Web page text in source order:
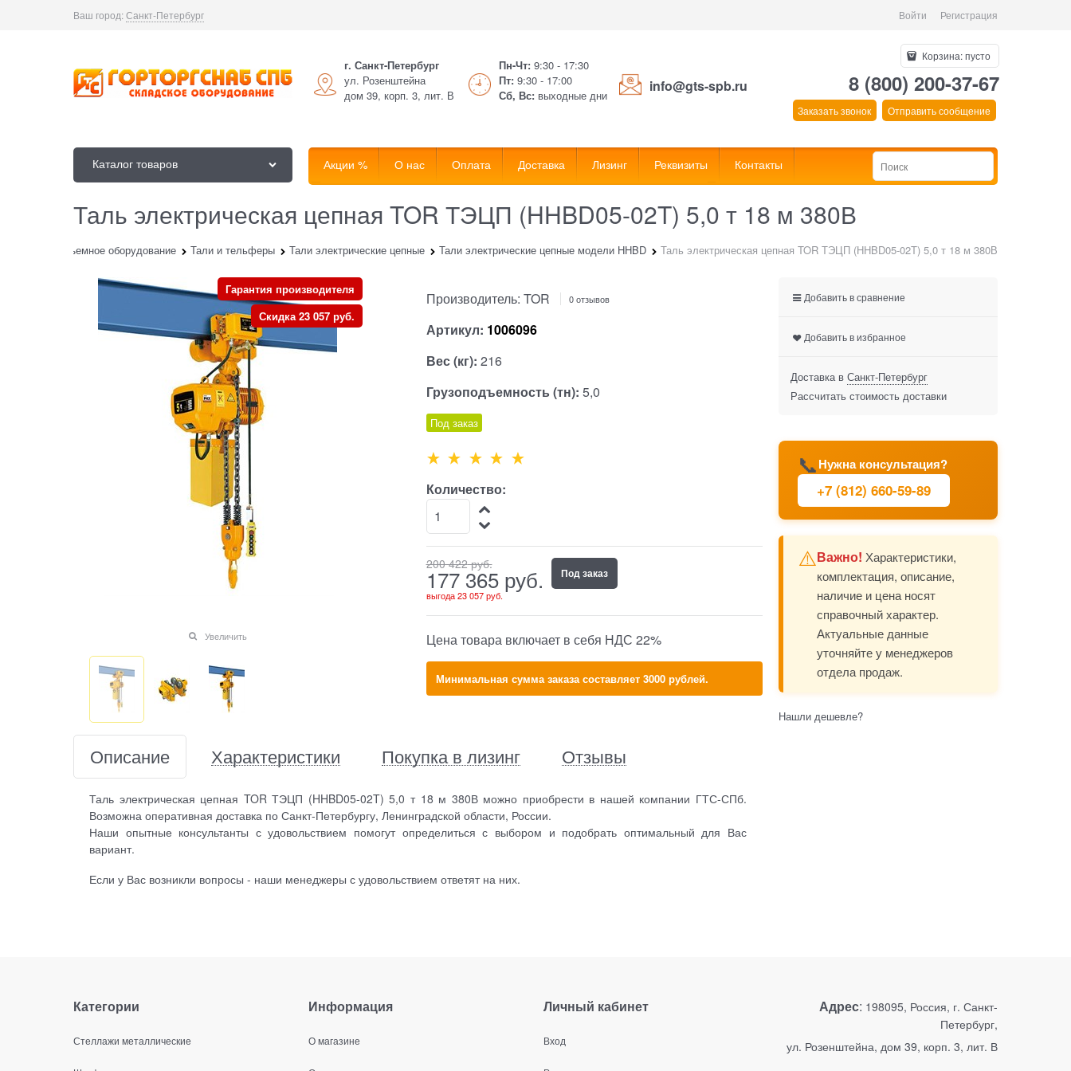
Ваш город:Санкт-Петербург Войти Регистрация
г. Санкт-Петербург
ул. Розенштейна
дом 39, корп. 3, лит. В
Пн-Чт: 9:30 - 17:30
Пт: 9:30 - 17:00
Сб, Вс: выходные дни
info@gts-spb.ru
Корзина:пусто
8 (800) 200-37-67
Заказать звонок Отправить сообщение
Каталог товаров Акции % О нас Оплата Доставка Лизинг Реквизиты Контакты
Таль электрическая цепная TOR ТЭЦП (HHBD05-02T) 5,0 т 18 м 380В
Грузоподъемное оборудование Тали и тельферы Тали электрические цепные Тали электрические цепные модели HHBD Таль электрическая цепная TOR ТЭЦП (HHBD05-02T) 5,0 т 18 м 380В
Гарантия производителя
Скидка 23 057 руб.
Увеличить
Производитель: TOR 0 отзывов
Артикул: 1006096
Вес (кг): 216
Грузоподъемность (тн): 5,0
Под заказ
Количество:
200 422 руб.
177 365 руб.
выгода23 057 руб.
Под заказ
Цена товара включает в себя НДС 22%
Минимальная сумма заказа составляет 3000 рублей.
Описание Характеристики Покупка в лизинг Отзывы
Таль электрическая цепная TOR ТЭЦП (HHBD05-02T) 5,0 т 18 м 380В можно приобрести в нашей компании ГТС-СПб.
Возможна оперативная доставка по Санкт-Петербургу, Ленинградской области, России.
Наши опытные консультанты с удовольствием помогут определиться с выбором и подобрать оптимальный для Вас
вариант.
Если у Вас возникли вопросы - наши менеджеры с удовольствием ответят на них.
📞Нужна консультация?
+7 (812) 660-59-89
⚠️Важно! Характеристики,
комплектация, описание,
наличие и цена носят
справочный характер.
Актуальные данные
уточняйте у менеджеров
отдела продаж.
Добавить в сравнение
Добавить в избранное
Доставка в Санкт-Петербург
Рассчитать стоимость доставки
Нашли дешевле?
Категории
Стеллажи металлические
Информация
О магазине
Личный кабинет
Вход
Адрес: 198095, Россия, г. Санкт-
Петербург,
ул. Розенштейна, дом 39, корп. 3, лит. В